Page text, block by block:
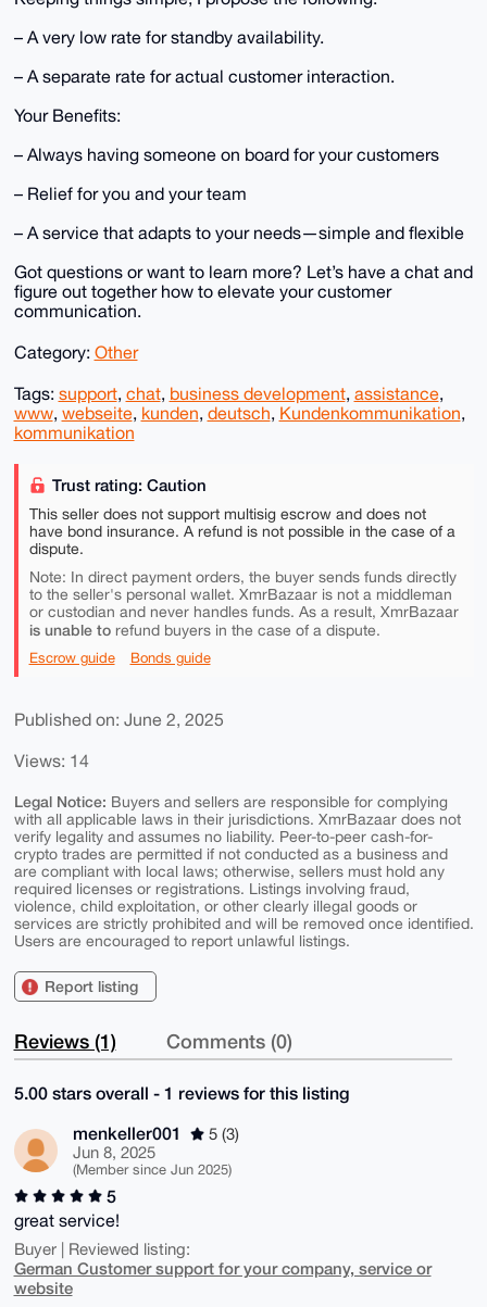
– A very low rate for standby availability.
– A separate rate for actual customer interaction.
Your Benefits:
– Always having someone on board for your customers
– Relief for you and your team
– A service that adapts to your needs—simple and flexible
Got questions or want to learn more? Let’s have a chat and
figure out together how to elevate your customer
communication.
Category: Other
Tags: support, chat, business development, assistance,
www, webseite, kunden, deutsch, Kundenkommunikation,
kommunikation
Trust rating: Caution
This seller does not support multisig escrow and does not
have bond insurance. A refund is not possible in the case of a
dispute.
Note: In direct payment orders, the buyer sends funds directly
to the seller's personal wallet. XmrBazaar is not a middleman
or custodian and never handles funds. As a result, XmrBazaar
is unable torefund buyers in the case of a dispute.
Escrow guide Bonds guide
Published on: June 2, 2025
Views: 14
Legal Notice: Buyers and sellers are responsible for complying
with all applicable laws in their jurisdictions. XmrBazaar does not
verify legality and assumes no liability. Peer-to-peer cash-for-
crypto trades are permitted if not conducted as a business and
are compliant with local laws; otherwise, sellers must hold any
required licenses or registrations. Listings involving fraud,
violence, child exploitation, or other clearly illegal goods or
services are strictly prohibited and will be removed once identified.
Users are encouraged to report unlawful listings.
Report listing
Reviews (1) Comments (0)
5.00 stars overall - 1 reviews for this listing
menkeller001
5 (3)
Jun 8, 2025
(Member since Jun 2025)
5
great service!
Buyer | Reviewed listing:
German Customer support for your company, service or
website